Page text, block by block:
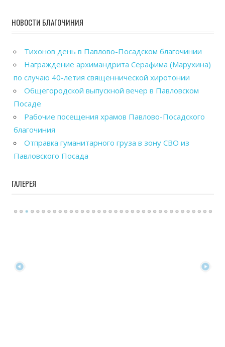
НОВОСТИ БЛАГОЧИНИЯ
Тихонов день в Павлово-Посадском благочинии
Награждение архимандрита Серафима (Марухина)
по случаю 40-летия священнической хиротонии
Общегородской выпускной вечер в Павловском
Посаде
Рабочие посещения храмов Павлово-Посадского
благочиния
Отправка гуманитарного груза в зону СВО из
Павловского Посада
ГАЛЕРЕЯ